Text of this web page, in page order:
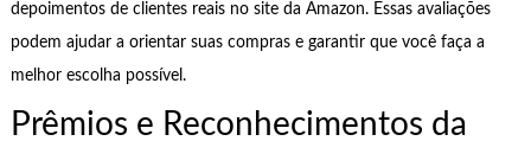
depoimentos de clientes reais no site da Amazon. Essas avaliações
podem ajudar a orientar suas compras e garantir que você faça a
melhor escolha possível.
Prêmios e Reconhecimentos da